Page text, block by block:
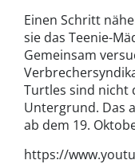
Einen Schritt
sie das Teenie-
Gemeinsam
Turtles sind nicht
Untergrund. Das
ab dem 19.
https://